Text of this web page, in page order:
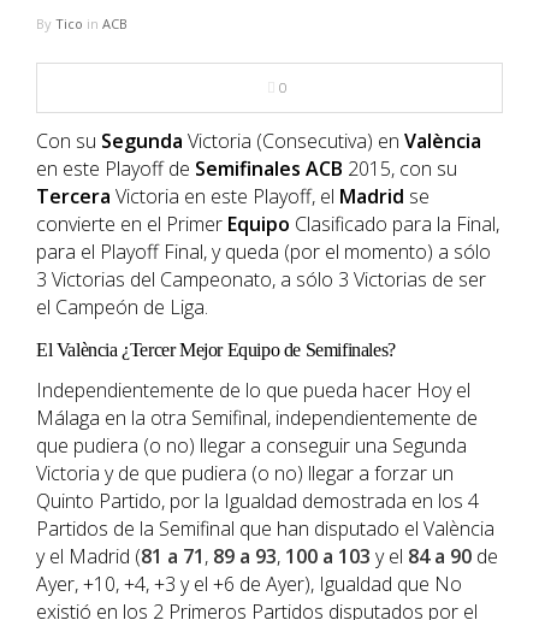
By Tico in ACB
0
Con su Segunda Victoria (Consecutiva) en València
en este Playoff de Semifinales ACB 2015, con su
Tercera Victoria en este Playoff, el Madrid se
convierte en el Primer Equipo Clasificado para la Final,
para el Playoff Final, y queda (por el momento) a sólo
3 Victorias del Campeonato, a sólo 3 Victorias de ser
el Campeón de Liga.
El València ¿Tercer Mejor Equipo de Semifinales?
Independientemente de lo que pueda hacer Hoy el
Málaga en la otra Semifinal, independientemente de
que pudiera (o no) llegar a conseguir una Segunda
Victoria y de que pudiera (o no) llegar a forzar un
Quinto Partido, por la Igualdad demostrada en los 4
Partidos de la Semifinal que han disputado el València
y el Madrid (81 a 71, 89 a 93, 100 a 103 y el 84 a 90 de
Ayer, +10, +4, +3 y el +6 de Ayer), Igualdad que No
existió en los 2 Primeros Partidos disputados por el